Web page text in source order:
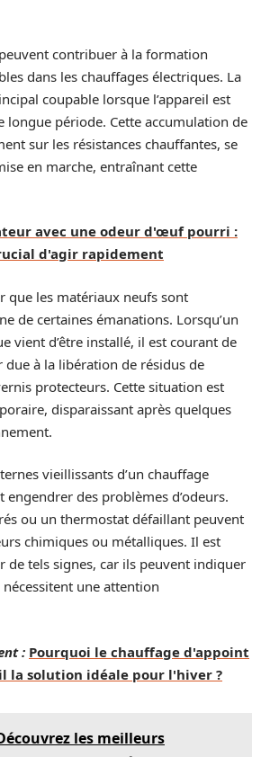
contribuer à la formation
dans les chauffages électriques. La
coupable lorsque l’appareil est
longue période. Cette accumulation de
sur les résistances chauffantes, se
en marche, entraînant cette
avec une odeur d'œuf pourri :
d'agir rapidement
que les matériaux neufs sont
de certaines émanations. Lorsqu’un
vient d’être installé, il est courant de
due à la libération de résidus de
protecteurs. Cette situation est
disparaissant après quelques
vieillissants d’un chauffage
engendrer des problèmes d’odeurs.
ou un thermostat défaillant peuvent
chimiques ou métalliques. Il est
de tels signes, car ils peuvent indiquer
une attention
: Pourquoi le chauffage d'appoint
la solution idéale pour l'hiver ?
les meilleurs